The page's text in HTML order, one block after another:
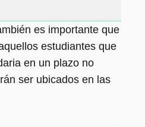
es importante que
estudiantes que
en un plazo no
ser ubicados en las